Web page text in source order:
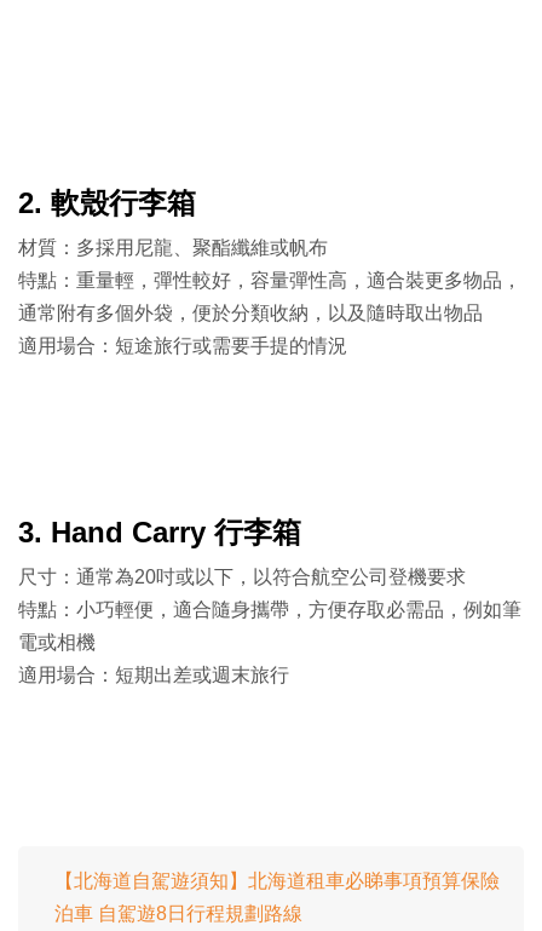
2. 軟殼行李箱
材質：多採用尼龍、聚酯纖維或帆布
特點：重量輕，彈性較好，容量彈性高，適合裝更多物品，
通常附有多個外袋，便於分類收納，以及隨時取出物品
適用場合：短途旅行或需要手提的情況
3. Hand Carry 行李箱
尺寸：通常為20吋或以下，以符合航空公司登機要求
特點：小巧輕便，適合隨身攜帶，方便存取必需品，例如筆
電或相機
適用場合：短期出差或週末旅行
【北海道自駕遊須知】北海道租車必睇事項預算保險
泊車 自駕遊8日行程規劃路線